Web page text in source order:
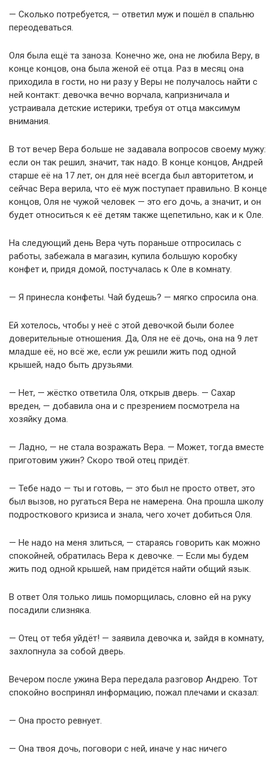
— Сколько потребуется, — ответил муж и пошёл в спальню
переодеваться.
Оля была ещё та заноза. Конечно же, она не любила Веру, в
конце концов, она была женой её отца. Раз в месяц она
приходила в гости, но ни разу у Веры не получалось найти с
ней контакт: девочка вечно ворчала, капризничала и
устраивала детские истерики, требуя от отца максимум
внимания.
В тот вечер Вера больше не задавала вопросов своему мужу:
если он так решил, значит, так надо. В конце концов, Андрей
старше её на 17 лет, он для неё всегда был авторитетом, и
сейчас Вера верила, что её муж поступает правильно. В конце
концов, Оля не чужой человек — это его дочь, а значит, и он
будет относиться к её детям также щепетильно, как и к Оле.
На следующий день Вера чуть пораньше отпросилась с
работы, забежала в магазин, купила большую коробку
конфет и, придя домой, постучалась к Оле в комнату.
— Я принесла конфеты. Чай будешь? — мягко спросила она.
Ей хотелось, чтобы у неё с этой девочкой были более
доверительные отношения. Да, Оля не её дочь, она на 9 лет
младше её, но всё же, если уж решили жить под одной
крышей, надо быть друзьями.
— Нет, — жёстко ответила Оля, открыв дверь. — Сахар
вреден, — добавила она и с презрением посмотрела на
хозяйку дома.
— Ладно, — не стала возражать Вера. — Может, тогда вместе
приготовим ужин? Скоро твой отец придёт.
— Тебе надо — ты и готовь, — это был не просто ответ, это
был вызов, но ругаться Вера не намерена. Она прошла школу
подросткового кризиса и знала, чего хочет добиться Оля.
— Не надо на меня злиться, — стараясь говорить как можно
спокойней, обратилась Вера к девочке. — Если мы будем
жить под одной крышей, нам придётся найти общий язык.
В ответ Оля только лишь поморщилась, словно ей на руку
посадили слизняка.
— Отец от тебя уйдёт! — заявила девочка и, зайдя в комнату,
захлопнула за собой дверь.
Вечером после ужина Вера передала разговор Андрею. Тот
спокойно воспринял информацию, пожал плечами и сказал:
— Она просто ревнует.
— Она твоя дочь, поговори с ней, иначе у нас ничего